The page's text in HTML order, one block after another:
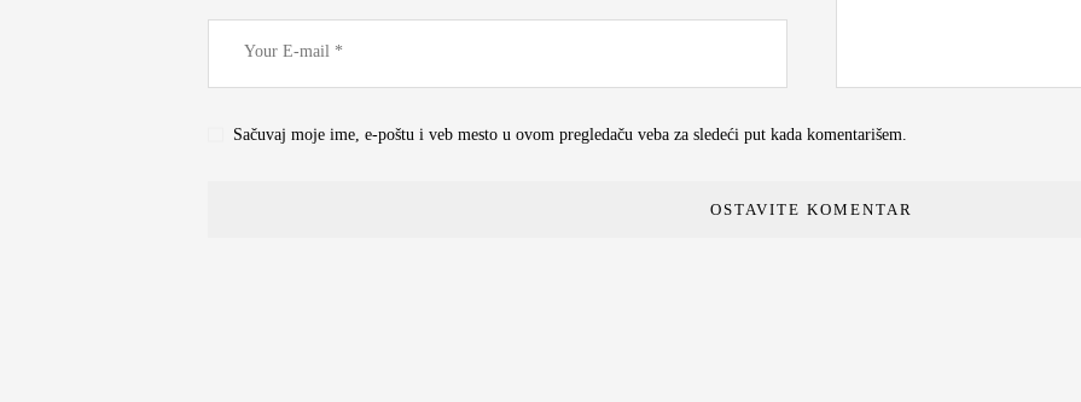
Sačuvaj moje ime, e-poštu i veb mesto u ovom pregledaču veba za sledeći put kada komentarišem.